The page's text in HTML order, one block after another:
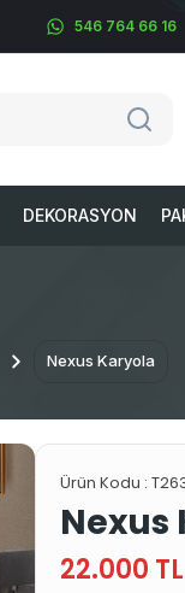
546 764 66 16
DEKORASYON
Nexus Karyola
Ürün Kodu :
Nexus
22.000 TL